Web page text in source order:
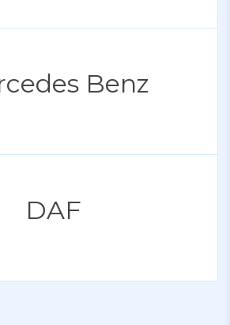
Benz
DAF